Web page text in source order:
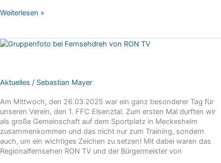
U15
in
Weiterlesen »
Aktuelles / Sebastian Mayer
Am Mittwoch, den 26.03.2025 war ein ganz besonderer Tag für
unseren Verein, den 1. FFC Elsenztal. Zum ersten Mal durften wir
als große Gemeinschaft auf dem Sportplatz in Meckesheim
zusammenkommen und das nicht nur zum Training, sondern
auch, um ein wichtiges Zeichen zu setzen! Mit dabei waren das
Regionalfernsehen RON TV und der Bürgermeister von